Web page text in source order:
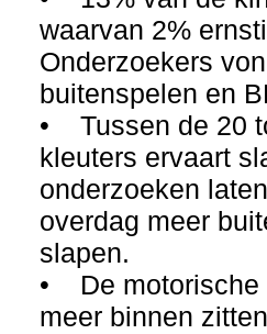
waarvan 2%
Onderzoekers
buitenspelen en
• Tussen de 20
kleuters ervaart
onderzoeken
overdag meer
slapen.
• De motorische
meer binnen